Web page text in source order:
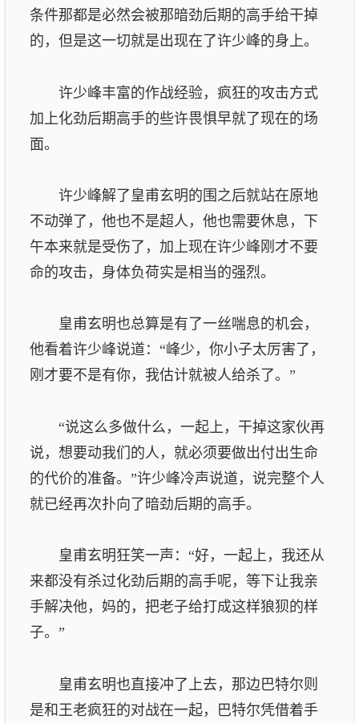
条件那都是必然会被那暗劲后期的高手给干掉
的，但是这一切就是出现在了许少峰的身上。
许少峰丰富的作战经验，疯狂的攻击方式
加上化劲后期高手的些许畏惧早就了现在的场
面。
许少峰解了皇甫玄明的围之后就站在原地
不动弹了，他也不是超人，他也需要休息，下
午本来就是受伤了，加上现在许少峰刚才不要
命的攻击，身体负荷实是相当的强烈。
皇甫玄明也总算是有了一丝喘息的机会，
他看着许少峰说道：“峰少，你小子太厉害了，
刚才要不是有你，我估计就被人给杀了。”
“说这么多做什么，一起上，干掉这家伙再
说，想要动我们的人，就必须要做出付出生命
的代价的准备。”许少峰冷声说道，说完整个人
就已经再次扑向了暗劲后期的高手。
皇甫玄明狂笑一声：“好，一起上，我还从
来都没有杀过化劲后期的高手呢，等下让我亲
手解决他，妈的，把老子给打成这样狼狈的样
子。”
皇甫玄明也直接冲了上去，那边巴特尔则
是和王老疯狂的对战在一起，巴特尔凭借着手